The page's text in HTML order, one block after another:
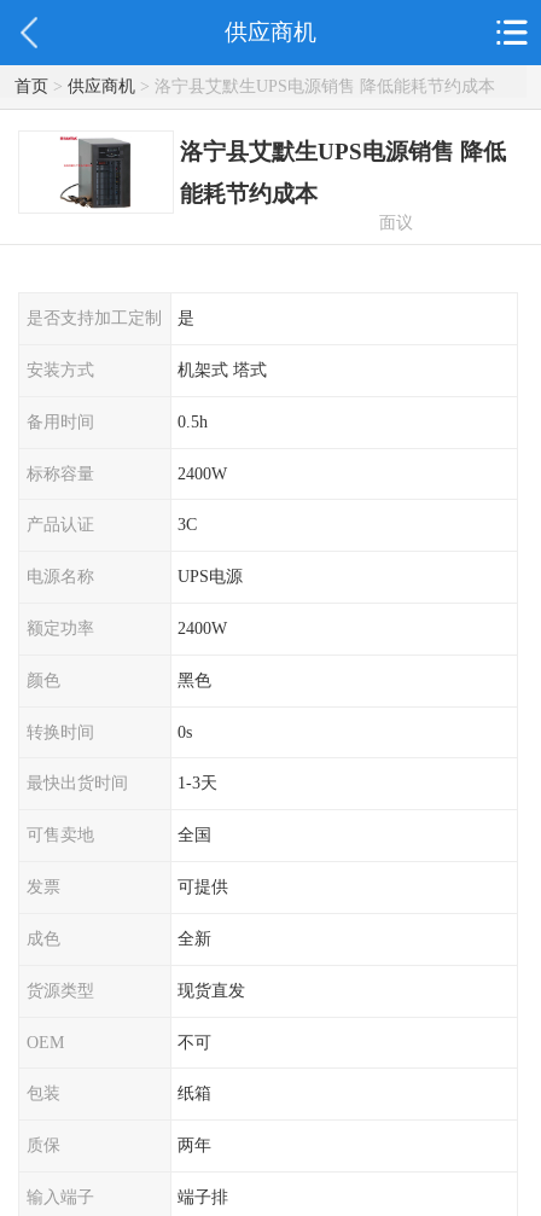
供应商机
首页> 供应商机> 洛宁县艾默生UPS电源销售 降低能耗节约成本
洛宁县艾默生UPS电源销售 降低
能耗节约成本
面议
是否支持加工定制 是
安装方式 机架式 塔式
备用时间 0.5h
标称容量 2400W
产品认证 3C
电源名称 UPS电源
额定功率 2400W
颜色 黑色
转换时间 0s
最快出货时间 1-3天
可售卖地 全国
发票 可提供
成色 全新
货源类型 现货直发
OEM 不可
包装 纸箱
质保 两年
输入端子 端子排